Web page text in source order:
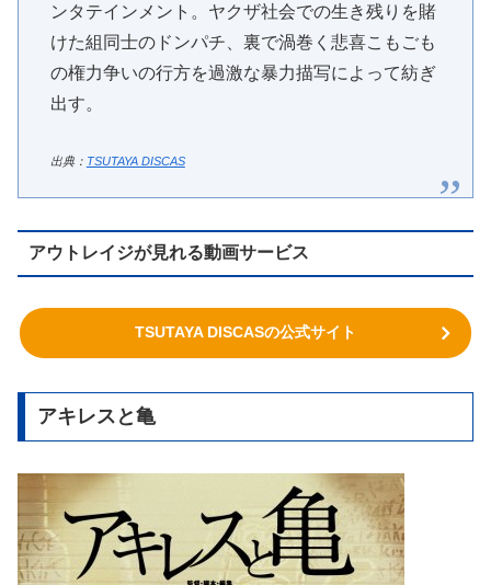
ンタテインメント。ヤクザ社会での生き残りを賭
けた組同士のドンパチ、裏で渦巻く悲喜こもごも
の権力争いの行方を過激な暴力描写によって紡ぎ
出す。
出典： TSUTAYA DISCAS
アウトレイジが見れる動画サービス
TSUTAYA DISCASの公式サイト
アキレスと亀